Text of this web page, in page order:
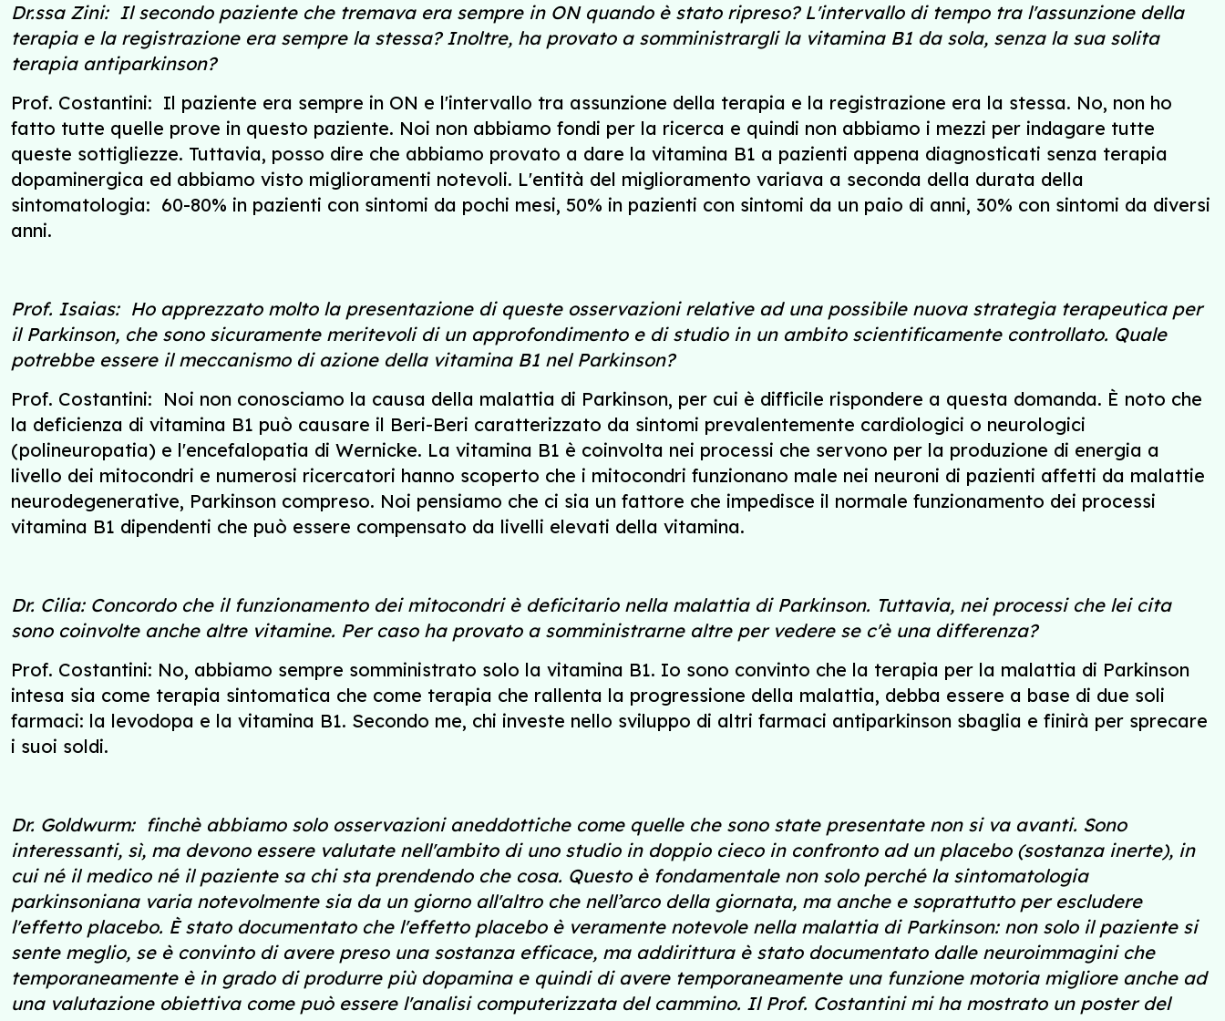
Dr.ssa Zini: Il secondo paziente che tremava era sempre in ON quando è stato ripreso? L'intervallo di tempo tra l'assunzione della
terapia e la registrazione era sempre la stessa? Inoltre, ha provato a somministrargli la vitamina B1 da sola, senza la sua solita
terapia antiparkinson?
Prof. Costantini: Il paziente era sempre in ON e l'intervallo tra assunzione della terapia e la registrazione era la stessa. No, non ho
fatto tutte quelle prove in questo paziente. Noi non abbiamo fondi per la ricerca e quindi non abbiamo i mezzi per indagare tutte
queste sottigliezze. Tuttavia, posso dire che abbiamo provato a dare la vitamina B1 a pazienti appena diagnosticati senza terapia
dopaminergica ed abbiamo visto miglioramenti notevoli. L'entità del miglioramento variava a seconda della durata della
sintomatologia: 60-80% in pazienti con sintomi da pochi mesi, 50% in pazienti con sintomi da un paio di anni, 30% con sintomi da diversi
anni.
Prof. Isaias: Ho apprezzato molto la presentazione di queste osservazioni relative ad una possibile nuova strategia terapeutica per
il Parkinson, che sono sicuramente meritevoli di un approfondimento e di studio in un ambito scientificamente controllato. Quale
potrebbe essere il meccanismo di azione della vitamina B1 nel Parkinson?
Prof. Costantini: Noi non conosciamo la causa della malattia di Parkinson, per cui è difficile rispondere a questa domanda. È noto che
la deficienza di vitamina B1 può causare il Beri-Beri caratterizzato da sintomi prevalentemente cardiologici o neurologici
(polineuropatia) e l'encefalopatia di Wernicke. La vitamina B1 è coinvolta nei processi che servono per la produzione di energia a
livello dei mitocondri e numerosi ricercatori hanno scoperto che i mitocondri funzionano male nei neuroni di pazienti affetti da malattie
neurodegenerative, Parkinson compreso. Noi pensiamo che ci sia un fattore che impedisce il normale funzionamento dei processi
vitamina B1 dipendenti che può essere compensato da livelli elevati della vitamina.
Dr. Cilia: Concordo che il funzionamento dei mitocondri è deficitario nella malattia di Parkinson. Tuttavia, nei processi che lei cita
sono coinvolte anche altre vitamine. Per caso ha provato a somministrarne altre per vedere se c'è una differenza?
Prof. Costantini: No, abbiamo sempre somministrato solo la vitamina B1. Io sono convinto che la terapia per la malattia di Parkinson
intesa sia come terapia sintomatica che come terapia che rallenta la progressione della malattia, debba essere a base di due soli
farmaci: la levodopa e la vitamina B1. Secondo me, chi investe nello sviluppo di altri farmaci antiparkinson sbaglia e finirà per sprecare
i suoi soldi.
Dr. Goldwurm: finchè abbiamo solo osservazioni aneddottiche come quelle che sono state presentate non si va avanti. Sono
interessanti, sì, ma devono essere valutate nell'ambito di uno studio in doppio cieco in confronto ad un placebo (sostanza inerte), in
cui né il medico né il paziente sa chi sta prendendo che cosa. Questo è fondamentale non solo perché la sintomatologia
parkinsoniana varia notevolmente sia da un giorno all'altro che nell’arco della giornata, ma anche e soprattutto per escludere
l'effetto placebo. È stato documentato che l'effetto placebo è veramente notevole nella malattia di Parkinson: non solo il paziente si
sente meglio, se è convinto di avere preso una sostanza efficace, ma addirittura è stato documentato dalle neuroimmagini che
temporaneamente è in grado di produrre più dopamina e quindi di avere temporaneamente una funzione motoria migliore anche ad
una valutazione obiettiva come può essere l'analisi computerizzata del cammino. Il Prof. Costantini mi ha mostrato un poster del